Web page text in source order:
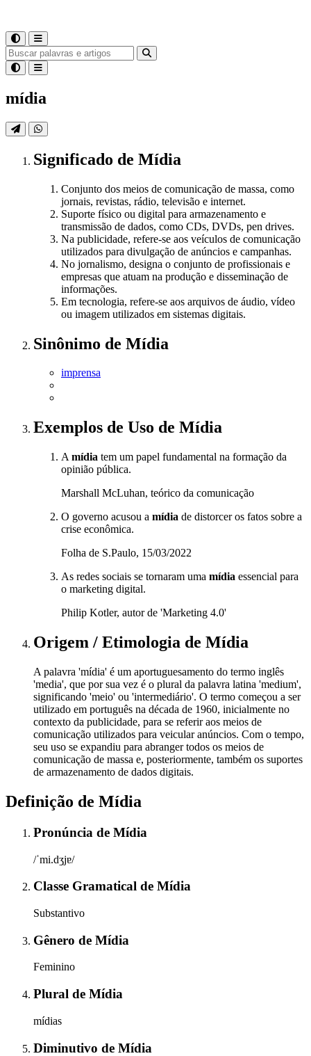
mídia
Significado de Mídia
Conjunto dos meios de comunicação de massa, como
jornais, revistas, rádio, televisão e internet.
Suporte físico ou digital para armazenamento e
transmissão de dados, como CDs, DVDs, pen drives.
Na publicidade, refere-se aos veículos de comunicação
utilizados para divulgação de anúncios e campanhas.
No jornalismo, designa o conjunto de profissionais e
empresas que atuam na produção e disseminação de
informações.
Em tecnologia, refere-se aos arquivos de áudio, vídeo
ou imagem utilizados em sistemas digitais.
Sinônimo de Mídia
imprensa
Exemplos de Uso de Mídia
A mídia tem um papel fundamental na formação da
opinião pública.
Marshall McLuhan, teórico da comunicação
O governo acusou a mídia de distorcer os fatos sobre a
crise econômica.
Folha de S.Paulo, 15/03/2022
As redes sociais se tornaram uma mídia essencial para
o marketing digital.
Philip Kotler, autor de 'Marketing 4.0'
Origem / Etimologia de Mídia
A palavra 'mídia' é um aportuguesamento do termo inglês
'media', que por sua vez é o plural da palavra latina 'medium',
significando 'meio' ou 'intermediário'. O termo começou a ser
utilizado em português na década de 1960, inicialmente no
contexto da publicidade, para se referir aos meios de
comunicação utilizados para veicular anúncios. Com o tempo,
seu uso se expandiu para abranger todos os meios de
comunicação de massa e, posteriormente, também os suportes
de armazenamento de dados digitais.
Definição de Mídia
Pronúncia de Mídia
/ˈmi.dʒjɐ/
Classe Gramatical de Mídia
Substantivo
Gênero de Mídia
Feminino
Plural de Mídia
mídias
Diminutivo de Mídia